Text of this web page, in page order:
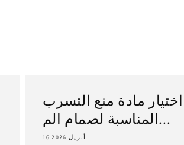
مادة منع التسرب
المناسبة لصمام الم...
16 أبريل 2026